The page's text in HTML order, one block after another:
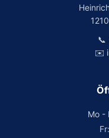
📞
✉️
Mo -